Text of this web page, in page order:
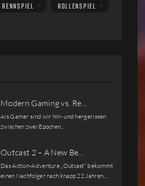
RENNSPIEL
ROLLENSPIEL
Modern Gaming vs. Re…
Als Gamer sind wir hin- und hergerissen
zwischen zwei Epochen…
Outcast 2 – A New Be…
Das Action-Adventure „Outcast“ bekommt
einen Nachfolger nach knapp 22 Jahren.…